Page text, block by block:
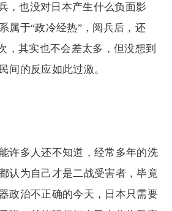
，也没对日本产生什么负面影
属于“政冷经热”，阅兵后，还
，其实也不会差太多，但没想到
间的反应如此过激。
许多人还不知道，经常多年的洗
认为自己才是二战受害者，毕竟
政治不正确的今天，日本只需要